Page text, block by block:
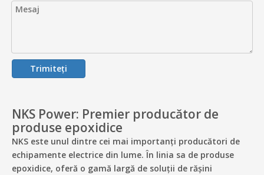
Trimiteți
NKS Power: Premier producător de
produse epoxidice
NKS este unul dintre cei mai importanți producători de
echipamente electrice din lume. În linia sa de produse
epoxidice, oferă o gamă largă de soluții de rășini